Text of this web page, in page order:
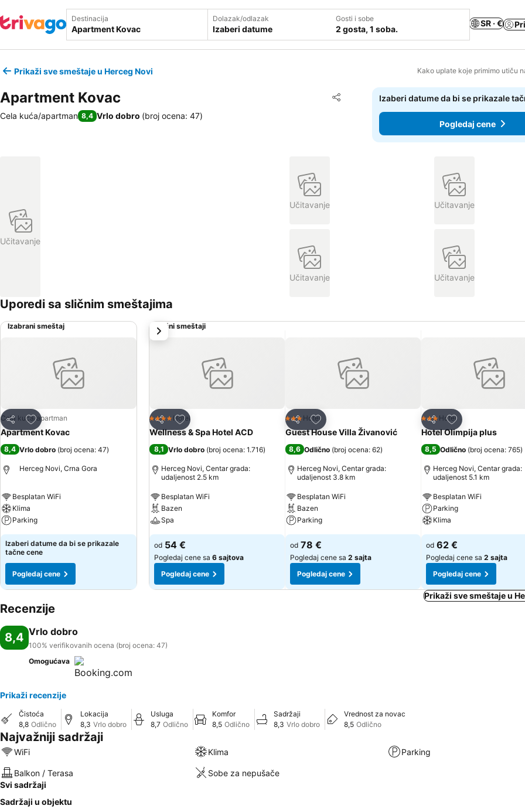
Destinacija Dolazak/odlazak
Izaberi datume
Gosti i sobe
2 gosta, 1 soba.
SR · €
Prikaži sve smeštaje u Herceg Novi Kako uplate koje primimo utiču
Apartment Kovac Deli
Dodati u favorite
Cela kuća/apartman 8,4 Vrlo dobro (broj ocena: 47)
Izaberi datume da bi se prikazale
Pogledaj cene
Učitavanje
Učitavanje Učitavanje
Učitavanje Učitavanje
Uporedi sa sličnim smeštajima
Izabrani smeštaj
Deli
Dodati u favorite
Cela kuća/apartman
Apartment Kovac
8,4 Vrlo dobro (broj ocena: 47)
Herceg Novi, Crna Gora
Besplatan WiFi
Klima
Parking
Izaberi datume da bi se prikazale
tačne cene
Pogledaj cene
Slični smeštaji
Deli
Dodati u favorite
4 Zvezdice
Hotel
Wellness & Spa Hotel ACD
8,1 Vrlo dobro (broj ocena: 1.716)
Herceg Novi, Centar grada:
udaljenost 2.5 km
Besplatan WiFi
Bazen
Spa
od 54 €
Pogledaj cene sa 6 sajtova
Pogledaj cene
Deli
Dodati u favorite
3 Zvezdice
Hotel
Guest House Villa Živanović
8,6 Odlično (broj ocena: 62)
Herceg Novi, Centar grada:
udaljenost 3.8 km
Besplatan WiFi
Bazen
Parking
od 78 €
Pogledaj cene sa 2 sajta
Pogledaj cene
Deli
Dodati u favorite
3 Zvezdice
Hotel
Hotel Olimpija plus
8,5 Odlično (broj ocena: 765)
Herceg Novi, Centar grada:
udaljenost 5.1 km
Besplatan WiFi
Parking
Klima
od 62 €
Pogledaj cene sa 2 sajta
Pogledaj cene
sledeće
Prikaži sve smeštaje u
Recenzije
8,4 Vrlo dobro
100% verifikovanih ocena (broj ocena: 47)
Omogućava
Prikaži recenzije
Čistoća
8,8 Odlično
Lokacija
8,3 Vrlo dobro
Usluga
8,7 Odlično
Komfor
8,5 Odlično
Sadržaji
8,3 Vrlo dobro
Vrednost za novac
8,5 Odlično
Najvažniji sadržaji
WiFi Klima Parking
Balkon / Terasa
Sobe za nepušače
Svi sadržaji
Sadržaji u objektu